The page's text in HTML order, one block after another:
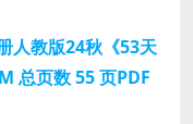
人教版24秋《53天
总页数 55 页PDF